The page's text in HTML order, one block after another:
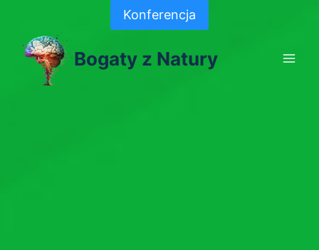
content
Konferencja
Bogaty z Natury